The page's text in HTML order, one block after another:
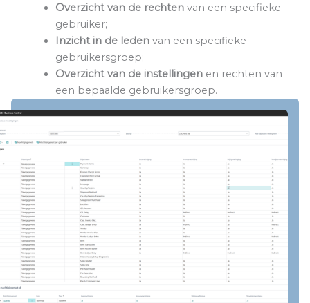
Overzicht van de rechtenvan een specifieke
gebruiker;
Inzicht in de ledenvan een specifieke
gebruikersgroep;
Overzicht van de instellingen en rechten van
een bepaalde gebruikersgroep.